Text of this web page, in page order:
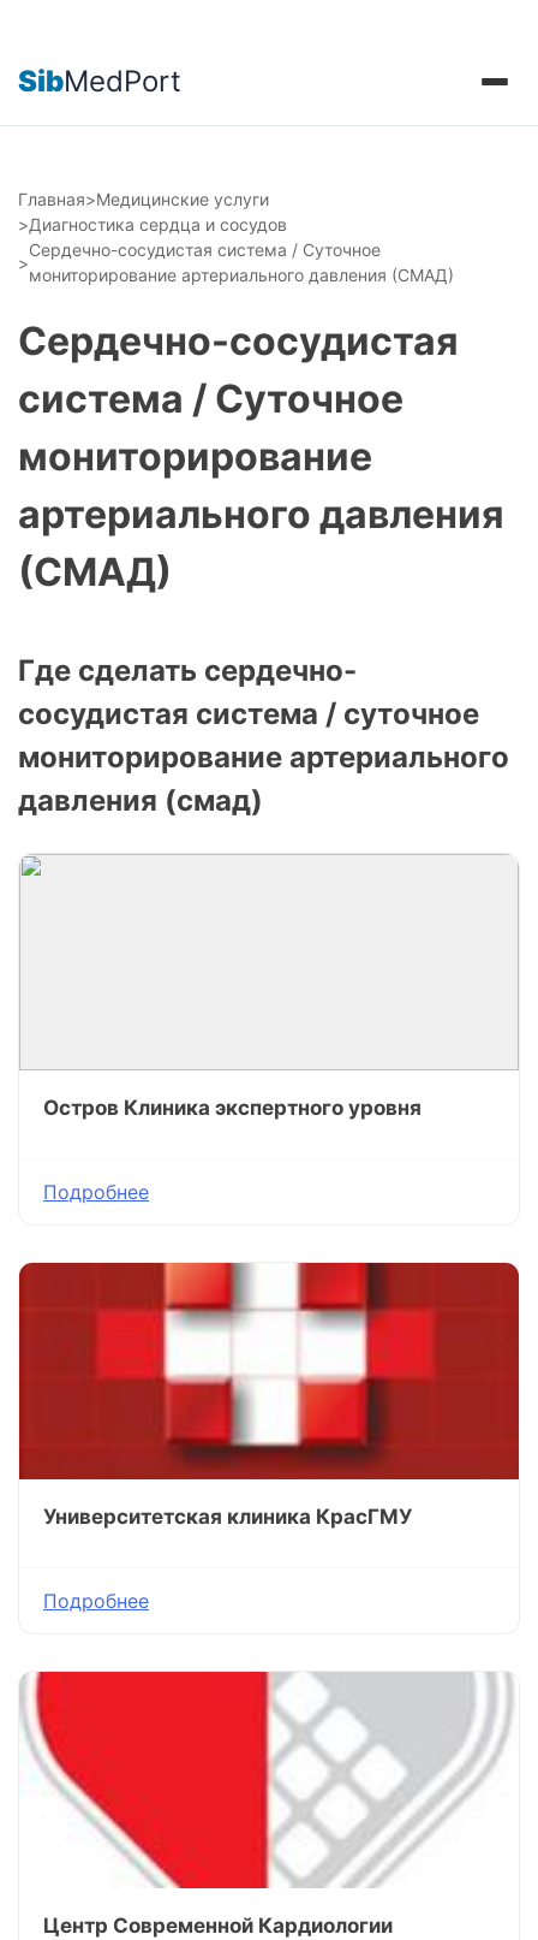
SibMedPort
Главная>Медицинские услуги
>Диагностика сердца и сосудов
>
Сердечно-сосудистая система / Суточное
мониторирование артериального давления (СМАД)
Сердечно-сосудистая
система / Суточное
мониторирование
артериального давления
(СМАД)
Где сделать сердечно-
сосудистая система / суточное
мониторирование артериального
давления (смад)
Остров Клиника экспертного уровня
Подробнее
Университетская клиника КрасГМУ
Подробнее
Центр Современной Кардиологии